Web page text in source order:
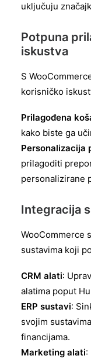
uključuju
Potpuna
iskustva
S
korisničko
Prilagođena
kako biste ga
Personalizacija
prilagoditi
personalizirane
Integracija
WooCommerce
sustavima koji
CRM alati:
alatima poput
ERP sustavi:
svojim
financijama.
Marketing alati: